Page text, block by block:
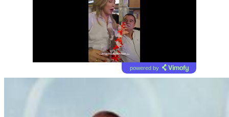
powered by